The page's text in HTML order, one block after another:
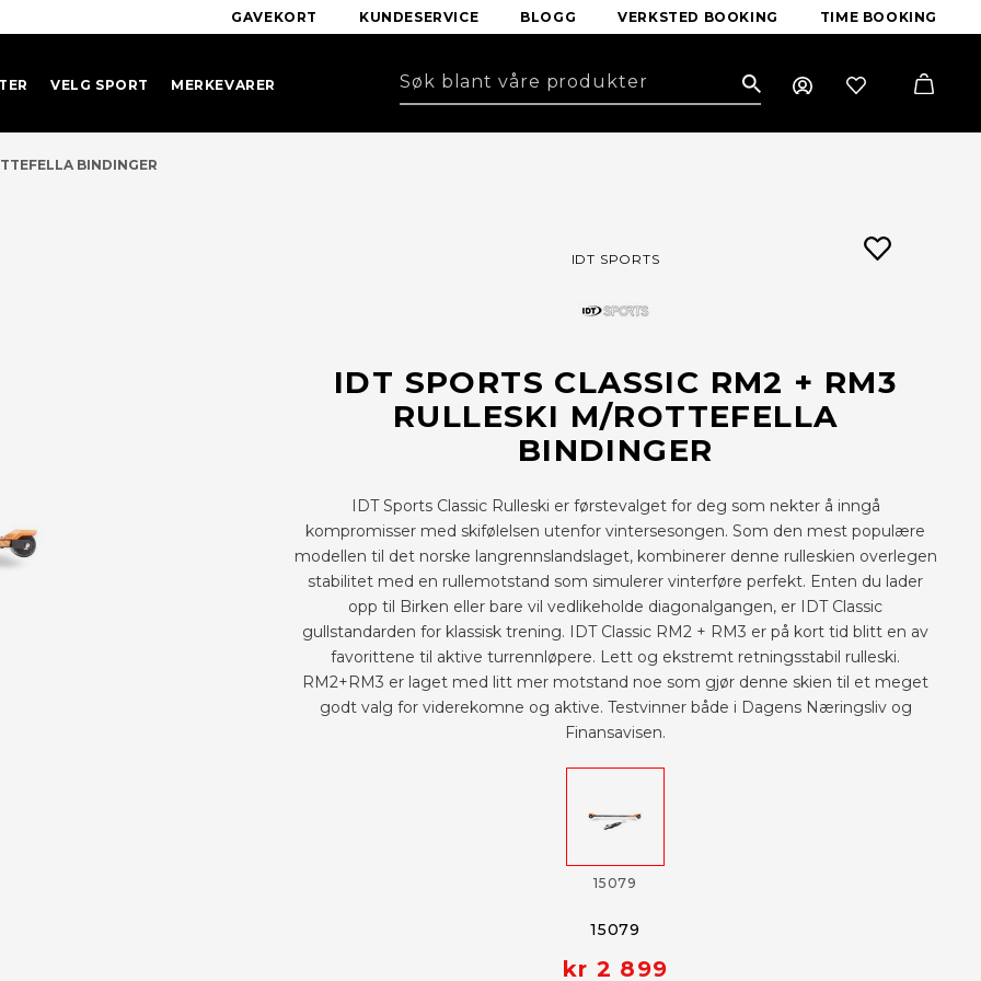
GAVEKORT KUNDESERVICE BLOGG VERKSTED BOOKING TIME BOOKING
VELG SPORT MERKEVARER Search
BINDINGER
IDT SPORTS
IDT SPORTS CLASSIC RM2 + RM3
RULLESKI M/ROTTEFELLA
BINDINGER
IDT Sports Classic Rulleski er førstevalget for deg som nekter å inngå
kompromisser med skifølelsen utenfor vintersesongen. Som den mest populære
modellen til det norske langrennslandslaget, kombinerer denne rulleskien overlegen
stabilitet med en rullemotstand som simulerer vinterføre perfekt. Enten du lader
opp til Birken eller bare vil vedlikeholde diagonalgangen, er IDT Classic
gullstandarden for klassisk trening. IDT Classic RM2 + RM3 er på kort tid blitt en av
favorittene til aktive turrennløpere. Lett og ekstremt retningsstabil rulleski.
RM2+RM3 er laget med litt mer motstand noe som gjør denne skien til et meget
godt valg for viderekomne og aktive. Testvinner både i Dagens Næringsliv og
Finansavisen.
15079
15079
kr 2 899